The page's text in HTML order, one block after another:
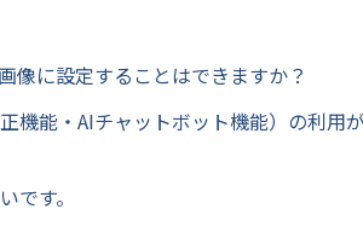
像に設定することはできますか？
機能・AIチャットボット機能）の利用
です。